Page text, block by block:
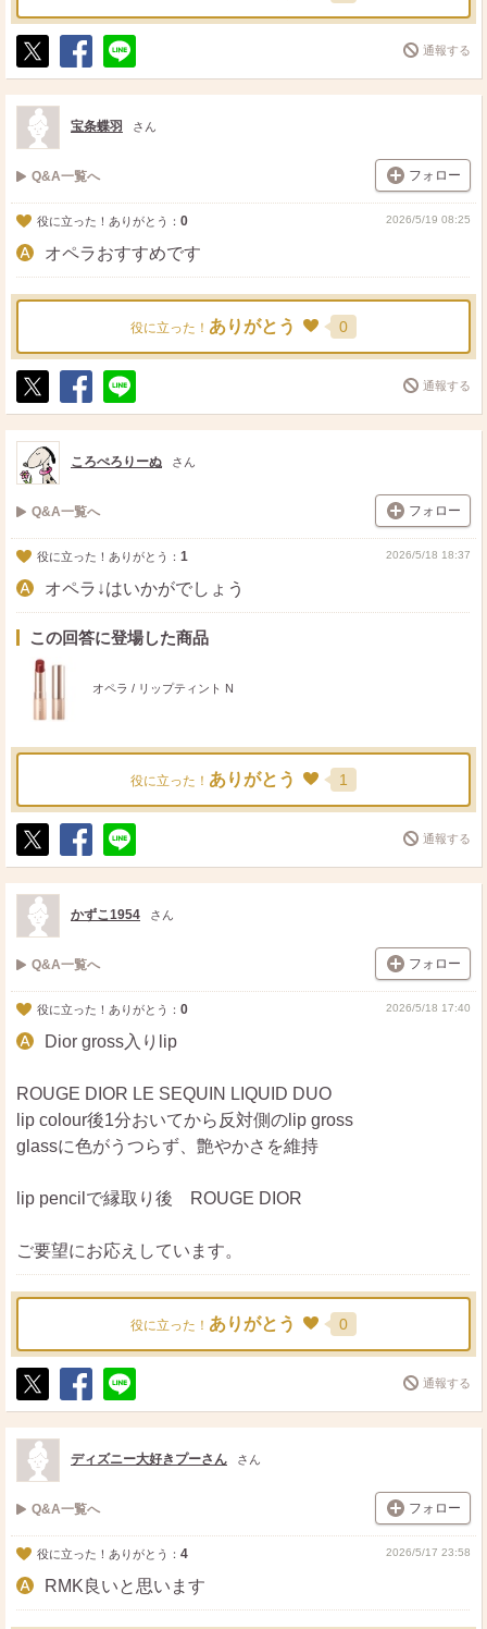
ポ
ス
ト
シ
ェ
送
る
通報する
宝条蝶羽 さん
Q&A一覧へ フォロー
役に立った！ありがとう： 0 2026/5/19 08:25
オペラおすすめです
役に立った！ ありがとう 0
ポ
ス
ト
シ
ェ
送
る
通報する
ころぺろりーぬ さん
Q&A一覧へ フォロー
役に立った！ありがとう： 1 2026/5/18 18:37
オペラ↓はいかがでしょう
この回答に登場した商品
オペラ / リップティント N
役に立った！ ありがとう 1
ポ
ス
ト
シ
ェ
送
る
通報する
かずこ1954 さん
Q&A一覧へ フォロー
役に立った！ありがとう： 0 2026/5/18 17:40
Dior gross入りlip
ROUGE DIOR LE SEQUIN LIQUID DUO
lip colour後1分おいてから反対側のlip gross
glassに色がうつらず、艶やかさを維持
lip pencilで縁取り後 ROUGE DIOR
ご要望にお応えしています。
役に立った！ ありがとう 0
ポ
ス
ト
シ
ェ
送
る
通報する
ディズニー大好きプーさん さん
Q&A一覧へ フォロー
役に立った！ありがとう： 4 2026/5/17 23:58
RMK良いと思います